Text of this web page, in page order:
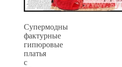
Супермодны
фактурные
гипюровые
платья
с